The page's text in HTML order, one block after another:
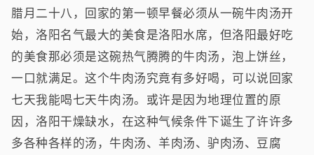
腊月二十八，回家的第一顿早餐必须从一碗牛肉汤开
始，洛阳名气最大的美食是洛阳水席，但洛阳最好吃
的美食那必须是这碗热气腾腾的牛肉汤，泡上饼丝，
一口就满足。这个牛肉汤究竟有多好喝，可以说回家
七天我能喝七天牛肉汤。或许是因为地理位置的原
因，洛阳干燥缺水，在这种气候条件下诞生了许许多
多各种各样的汤，牛肉汤、羊肉汤、驴肉汤、豆腐